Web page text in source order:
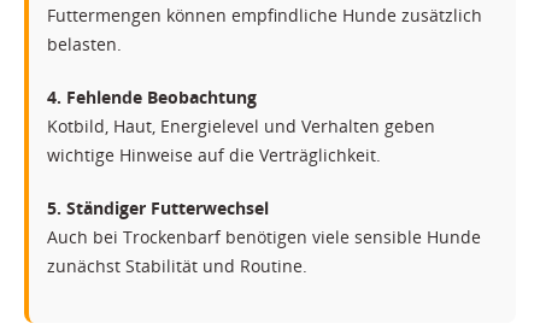
Futtermengen können empfindliche Hunde zusätzlich
belasten.
4. Fehlende Beobachtung
Kotbild, Haut, Energielevel und Verhalten geben
wichtige Hinweise auf die Verträglichkeit.
5. Ständiger Futterwechsel
Auch bei Trockenbarf benötigen viele sensible Hunde
zunächst Stabilität und Routine.